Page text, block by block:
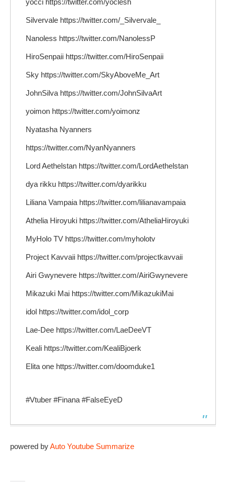
yocci https://twitter.com/yoclesh
Silvervale https://twitter.com/_Silvervale_
Nanoless https://twitter.com/NanolessP
HiroSenpaii https://twitter.com/HiroSenpaii
Sky https://twitter.com/SkyAboveMe_Art
JohnSilva https://twitter.com/JohnSilvaArt
yoimon https://twitter.com/yoimonz
Nyatasha Nyanners
https://twitter.com/NyanNyanners
Lord Aethelstan https://twitter.com/LordAethelstan
dya rikku https://twitter.com/dyarikku
Liliana Vampaia https://twitter.com/lilianavampaia
Athelia Hiroyuki https://twitter.com/AtheliaHiroyuki
MyHolo TV https://twitter.com/myholotv
Project Kavvaii https://twitter.com/projectkavvaii
Airi Gwynevere https://twitter.com/AiriGwynevere
Mikazuki Mai https://twitter.com/MikazukiMai
idol https://twitter.com/idol_corp
Lae-Dee https://twitter.com/LaeDeeVT
Keali https://twitter.com/KealiBjoerk
Elita one https://twitter.com/doomduke1
#Vtuber #Finana #FalseEyeD
powered byAuto Youtube Summarize